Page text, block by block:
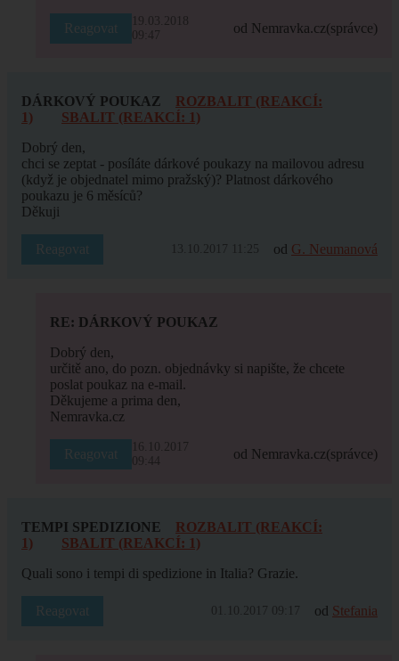
Reagovat
19.03.2018
09:47
od Nemravka.cz(správce)
DÁRKOVÝ POUKAZ
ROZBALIT (REAKCÍ:
1)
SBALIT (REAKCÍ: 1)
Dobrý den,
chci se zeptat - posíláte dárkové poukazy na mailovou adresu
(když je objednatel mimo pražský)? Platnost dárkového
poukazu je 6 měsíců?
Děkuji
Reagovat 13.10.2017 11:25 od G. Neumanová
RE: DÁRKOVÝ POUKAZ
Dobrý den,
určitě ano, do pozn. objednávky si napište, že chcete
poslat poukaz na e-mail.
Děkujeme a prima den,
Nemravka.cz
Reagovat
16.10.2017
09:44
od Nemravka.cz(správce)
TEMPI SPEDIZIONE
ROZBALIT (REAKCÍ:
1)
SBALIT (REAKCÍ: 1)
Quali sono i tempi di spedizione in Italia? Grazie.
Reagovat 01.10.2017 09:17 od Stefania